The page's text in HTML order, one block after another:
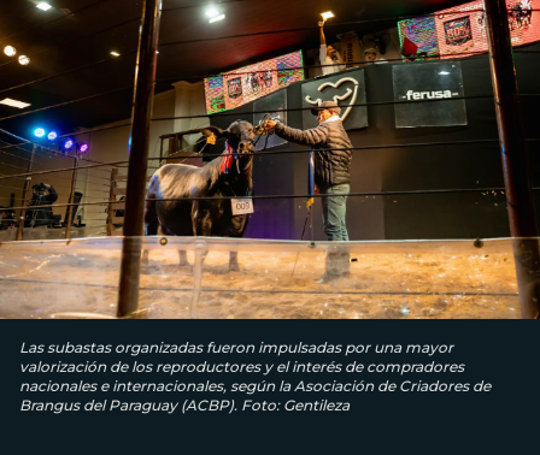
Las subastas organizadas fueron impulsadas por una mayor
valorización de los reproductores y el interés de compradores
nacionales e internacionales, según la Asociación de Criadores de
Brangus del Paraguay (ACBP). Foto: Gentileza